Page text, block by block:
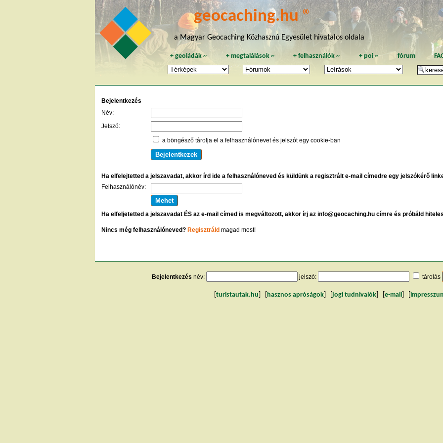
geocaching.hu ®
a Magyar Geocaching Közhasznú Egyesület hivatalos oldala
+geoládák ~ + megtalálások~ +felhasználók ~ + poi~ fórum
Bejelentkezés
Név:
Jelszó:
a böngésző tárolja el a felhasználónevet és jelszót egy cookie-ban
Ha elfelejtetted a jelszavadat, akkor írd ide a felhasználóneved és küldünk a regisztrált e-mail címedre egy jelszókérő
Felhasználónév:
Ha elfeljetetted a jelszavadat ÉS az e-mail címed is megváltozott, akkor írj az info@geocaching.hu címre és próbáld
Nincs még felhasználóneved? Regisztráld magad most!
Bejelentkezés név: jelszó: tárolás
turistautak.hu hasznos apróságok jogi tudnivalók e-mail